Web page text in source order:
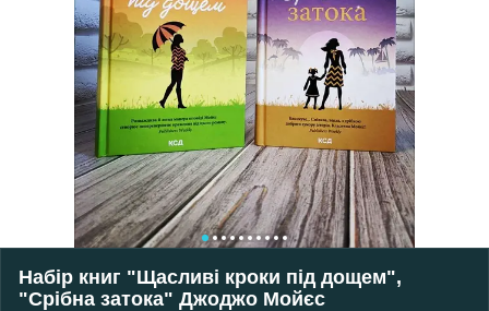
Набір книг "Щасливі кроки під дощем",
"Срібна затока" Джоджо Мойєс